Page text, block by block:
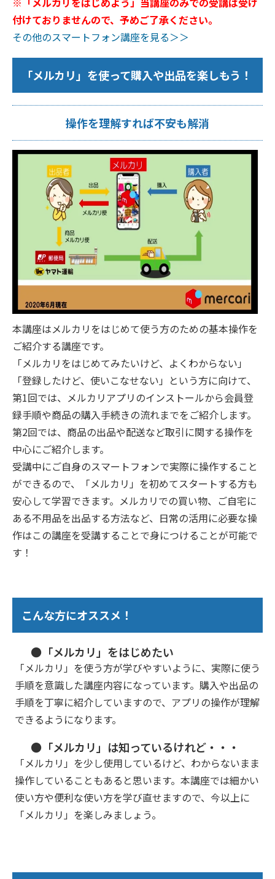
付けておりませんので、予めご了承ください。
その他のスマートフォン講座を見る＞＞
「メルカリ」を使って購入や出品を楽しもう！
操作を理解すれば不安も解消
本講座はメルカリをはじめて使う方のための基本操作を
ご紹介する講座です。
「メルカリをはじめてみたいけど、よくわからない」
「登録したけど、使いこなせない」という方に向けて、
第1回では、メルカリアプリのインストールから会員登
録手順や商品の購入手続きの流れまでをご紹介します。
第2回では、商品の出品や配送など取引に関する操作を
中心にご紹介します。
受講中にご自身のスマートフォンで実際に操作すること
ができるので、「メルカリ」を初めてスタートする方も
安心して学習できます。メルカリでの買い物、ご自宅に
ある不用品を出品する方法など、日常の活用に必要な操
作はこの講座を受講することで身につけることが可能で
す！
こんな方にオススメ！
●「メルカリ」をはじめたい
「メルカリ」を使う方が学びやすいように、実際に使う
手順を意識した講座内容になっています。購入や出品の
手順を丁寧に紹介していますので、アプリの操作が理解
できるようになります。
●「メルカリ」は知っているけれど・・・
「メルカリ」を少し使用しているけど、わからないまま
操作していることもあると思います。本講座では細かい
使い方や便利な使い方を学び直せますので、今以上に
「メルカリ」を楽しみましょう。